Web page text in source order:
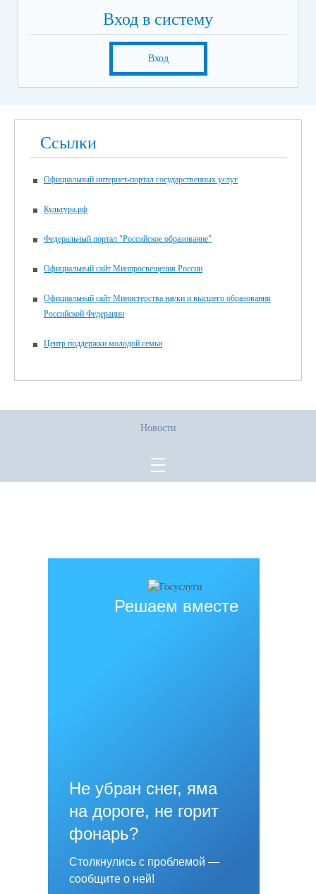
Вход в систему
Вход
Ссылки
Официальный интернет-портал государственных услуг
Культура.рф
Федеральный портал "Российское образование"
Официальный сайт Минпросвещения России
Официальный сайт Министерства науки и высшего образования
Российской Федерации
Центр поддержки молодой семьи
Новости
Решаем вместе
Не убран снег, яма
на дороге, не горит
фонарь?
Столкнулись с проблемой —
сообщите о ней!